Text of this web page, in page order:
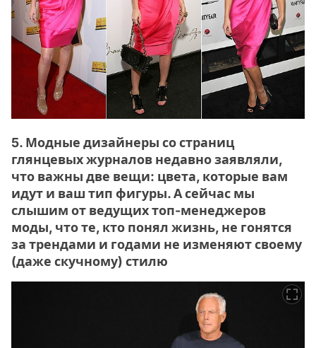
5. Модные дизайнеры со страниц
глянцевых журналов недавно заявляли,
что важны две вещи: цвета, которые вам
идут и ваш тип фигуры. А сейчас мы
слышим от ведущих топ-менеджеров
моды, что те, кто понял жизнь, не гонятся
за трендами и годами не изменяют своему
(даже скучному) стилю